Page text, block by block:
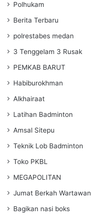
Polhukam
Berita Terbaru
polrestabes medan
3 Tenggelam 3 Rusak
PEMKAB BARUT
Habiburokhman
Alkhairaat
Latihan Badminton
Amsal Sitepu
Teknik Lob Badminton
Toko PKBL
MEGAPOLITAN
Jumat Berkah Wartawan
Bagikan nasi boks